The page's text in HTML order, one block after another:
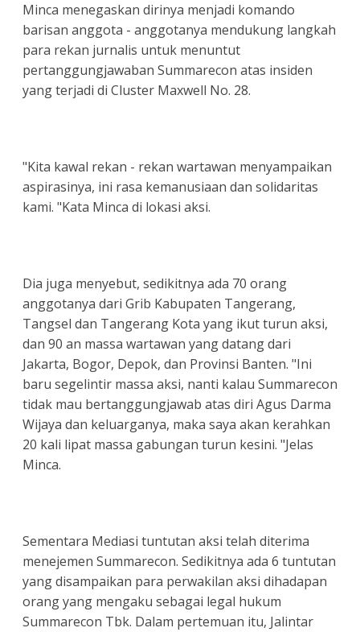
Minca menegaskan dirinya menjadi komando
barisan anggota - anggotanya mendukung langkah
para rekan jurnalis untuk menuntut
pertanggungjawaban Summarecon atas insiden
yang terjadi di Cluster Maxwell No. 28.
"Kita kawal rekan - rekan wartawan menyampaikan
aspirasinya, ini rasa kemanusiaan dan solidaritas
kami. "Kata Minca di lokasi aksi.
Dia juga menyebut, sedikitnya ada 70 orang
anggotanya dari Grib Kabupaten Tangerang,
Tangsel dan Tangerang Kota yang ikut turun aksi,
dan 90 an massa wartawan yang datang dari
Jakarta, Bogor, Depok, dan Provinsi Banten. "Ini
baru segelintir massa aksi, nanti kalau Summarecon
tidak mau bertanggungjawab atas diri Agus Darma
Wijaya dan keluarganya, maka saya akan kerahkan
20 kali lipat massa gabungan turun kesini. "Jelas
Minca.
Sementara Mediasi tuntutan aksi telah diterima
menejemen Summarecon. Sedikitnya ada 6 tuntutan
yang disampaikan para perwakilan aksi dihadapan
orang yang mengaku sebagai legal hukum
Summarecon Tbk. Dalam pertemuan itu, Jalintar